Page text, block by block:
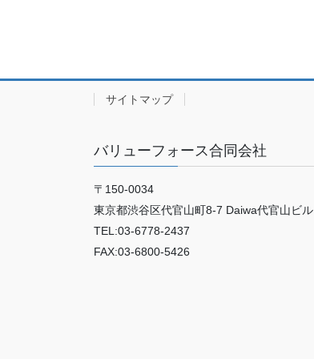
サイトマップ
バリューフォース合同会社
〒150-0034
東京都渋谷区代官山町8-7 Daiwa代官山ビル
TEL:03-6778-2437
FAX:03-6800-5426